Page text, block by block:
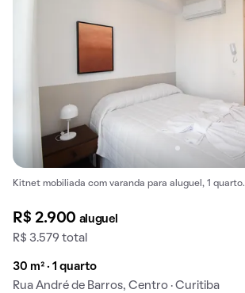
Kitnet mobiliada com varanda para aluguel, 1 quarto.
R$ 2.900 aluguel
R$ 3.579 total
30 m² · 1 quarto
Rua André de Barros, Centro · Curitiba